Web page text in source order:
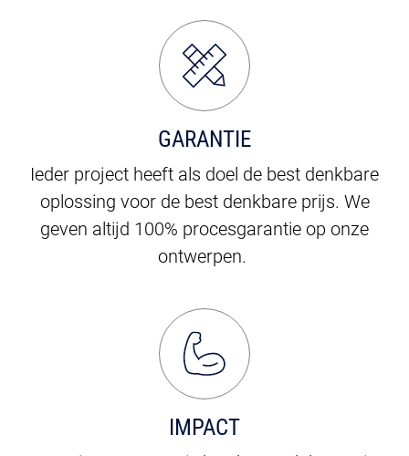
GARANTIE
Ieder project heeft als doel de best denkbare
oplossing voor de best denkbare prijs. We
geven altijd 100% procesgarantie op onze
ontwerpen.
IMPACT